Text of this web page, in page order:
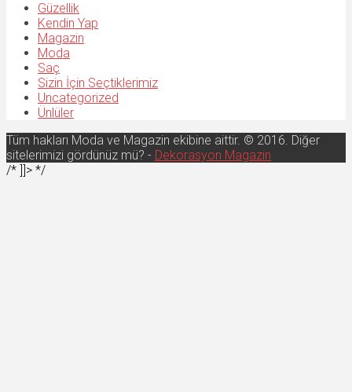
Güzellik
Kendin Yap
Magazin
Moda
Saç
Sizin İçin Seçtiklerimiz
Uncategorized
Ünlüler
Tüm hakları Moda ve Magazin ekibine aittir. © 2016. Diğer
sitelerimizi gördünüz mü? - Dekorasyon Magazin
/* ]]> */